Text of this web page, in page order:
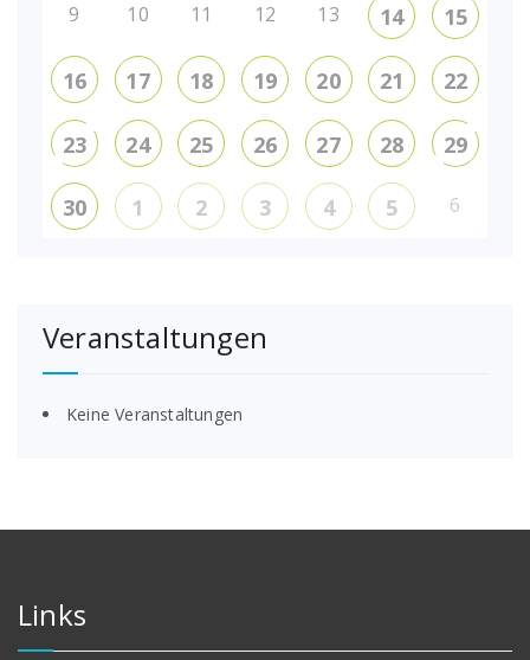
9 10 11 12 13 14 15
16 17 18 19 20 21 22
23 24 25 26 27 28 29
30 1 2 3 4 5 6
Veranstaltungen
Keine Veranstaltungen
Links